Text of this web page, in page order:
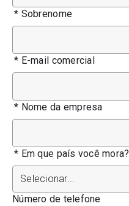
* Sobrenome
* E-mail comercial
* Nome da empresa
* Em que país você mora?
Número de telefone